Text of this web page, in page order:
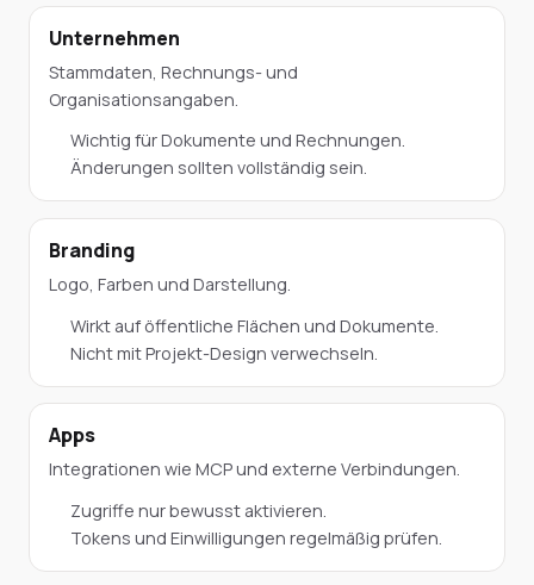
Unternehmen
Stammdaten, Rechnungs- und
Organisationsangaben.
Wichtig für Dokumente und Rechnungen.
Änderungen sollten vollständig sein.
Branding
Logo, Farben und Darstellung.
Wirkt auf öffentliche Flächen und Dokumente.
Nicht mit Projekt-Design verwechseln.
Apps
Integrationen wie MCP und externe Verbindungen.
Zugriffe nur bewusst aktivieren.
Tokens und Einwilligungen regelmäßig prüfen.